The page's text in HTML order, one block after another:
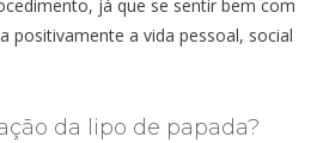
já que se sentir bem com
positivamente a vida pessoal, social
da lipo de papada?